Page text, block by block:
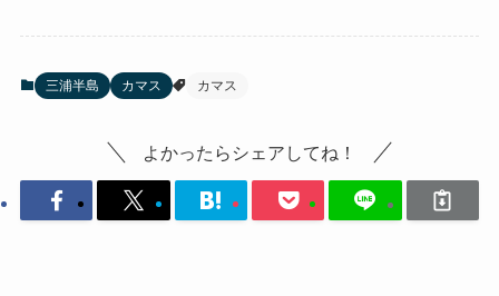
三浦半島 カマス カマス
よかったらシェアしてね！